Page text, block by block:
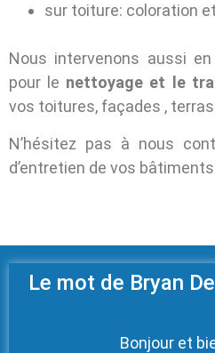
sur toiture: coloration
Nous intervenons aussi
pour le nettoyage et le
vos toitures, façades ,
N’hésitez pas à nous
d’entretien de vos
Le mot de Bryan
Bonjour et